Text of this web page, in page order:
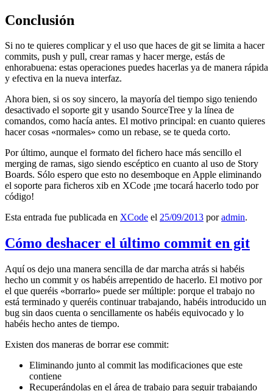
Conclusión
Si no te quieres complicar y el uso que haces de git se limita a hacer
commits, push y pull, crear ramas y hacer merge, estás de
enhorabuena: estas operaciones puedes hacerlas ya de manera rápida
y efectiva en la nueva interfaz.
Ahora bien, si os soy sincero, la mayoría del tiempo sigo teniendo
desactivado el soporte git y usando SourceTree y la línea de
comandos, como hacía antes. El motivo principal: en cuanto quieres
hacer cosas «normales» como un rebase, se te queda corto.
Por último, aunque el formato del fichero hace más sencillo el
merging de ramas, sigo siendo escéptico en cuanto al uso de Story
Boards. Sólo espero que esto no desemboque en Apple eliminando
el soporte para ficheros xib en XCode ¡me tocará hacerlo todo por
código!
Esta entrada fue publicada en XCode el 25/09/2013 poradmin.
Cómo deshacer el último commit en git
Aquí os dejo una manera sencilla de dar marcha atrás si habéis
hecho un commit y os habéis arrepentido de hacerlo. El motivo por
el que queréis «borrarlo» puede ser múltiple: porque el trabajo no
está terminado y queréis continuar trabajando, habéis introducido un
bug sin daos cuenta o sencillamente os habéis equivocado y lo
habéis hecho antes de tiempo.
Existen dos maneras de borrar ese commit:
Eliminando junto al commit las modificaciones que este
contiene
Recuperándolas en el área de trabajo para seguir trabajando